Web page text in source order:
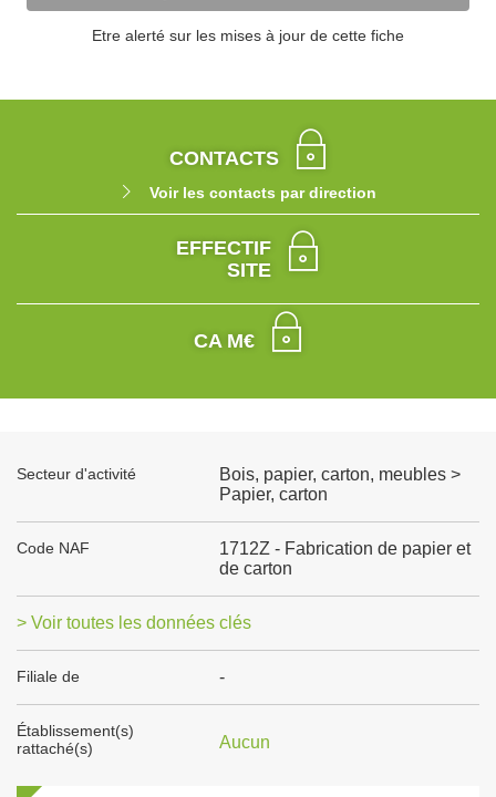
Etre alerté sur les mises à jour de cette fiche
CONTACTS
Voir les contacts par direction
EFFECTIF
SITE
CA M€
Secteur d'activité
Bois, papier, carton, meubles >
Papier, carton
Code NAF
1712Z - Fabrication de papier et
de carton
> Voir toutes les données clés
Filiale de -
Établissement(s)
rattaché(s)
Aucun